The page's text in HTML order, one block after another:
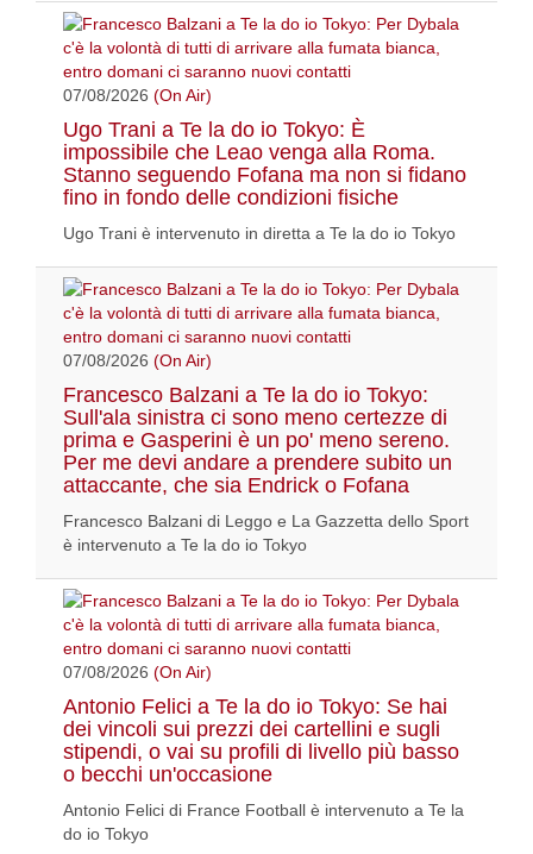
07/08/2026 (On Air)
Ugo Trani a Te la do io Tokyo: È
impossibile che Leao venga alla Roma.
Stanno seguendo Fofana ma non si fidano
fino in fondo delle condizioni fisiche
Ugo Trani è intervenuto in diretta a Te la do io Tokyo
07/08/2026 (On Air)
Francesco Balzani a Te la do io Tokyo:
Sull'ala sinistra ci sono meno certezze di
prima e Gasperini è un po' meno sereno.
Per me devi andare a prendere subito un
attaccante, che sia Endrick o Fofana
Francesco Balzani di Leggo e La Gazzetta dello Sport
è intervenuto a Te la do io Tokyo
07/08/2026 (On Air)
Antonio Felici a Te la do io Tokyo: Se hai
dei vincoli sui prezzi dei cartellini e sugli
stipendi, o vai su profili di livello più basso
o becchi un'occasione
Antonio Felici di France Football è intervenuto a Te la
do io Tokyo